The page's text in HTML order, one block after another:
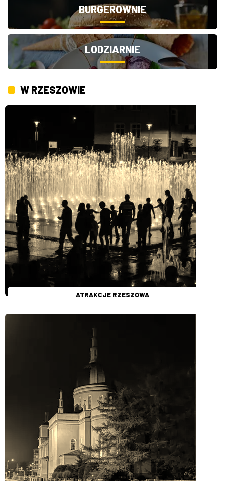
BURGEROWNIE
LODZIARNIE
W RZESZOWIE
ATRAKCJE RZESZOWA